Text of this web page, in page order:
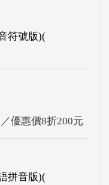
符號版)(
／優惠價8折200元
拼音版)(